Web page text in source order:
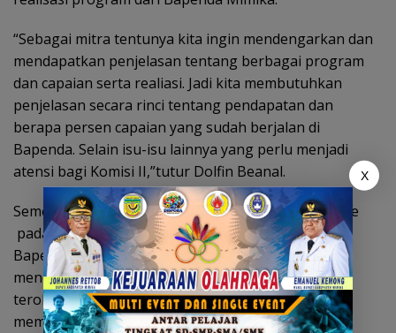
“Sebagai mitra tentunya kita ingin mendengarkan dan
mendapatkan penjelasan tentang berbagai program
dan capaian serta realiasi. Jadi kita membutuhkan
penjelasan secara rinci tentang pendapatan dan
berapa persen capaian yang sudah berjalan di
Bapenda. Selain isu-isu lainnya yang perlu menjadi
atensi bagi Komisi II,”tutur Dolfin Beanal.
Sementara Sekretaris Komisi II, Adrian Andhika Thie
pada kesempatan tersebut menyebutkan agar
Bapenda dan Legislatif khususnya Komisi II ingin
mendapatkan penjelasan tentang langka atau
terobosan dari Bapenda dalam meningkatkan atau
memacu Pendapatan Asli Daerah, dengan memacu
X